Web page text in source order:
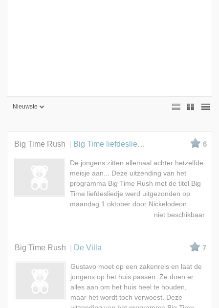
Nieuwste
Big Time Rush Big Time liefdesliedje 6
De jongens zitten allemaal achter hetzelfde
meisje aan... Deze uitzending van het
programma Big Time Rush met de titel Big
Time liefdesliedje werd uitgezonden op
maandag 1 oktober door Nickelodeon.
Big Time Rush De Villa 7
Gustavo moet op een zakenreis en laat de
jongens op het huis passen. Ze doen er
alles aan om het huis heel te houden,
maar het wordt toch verwoest. Deze